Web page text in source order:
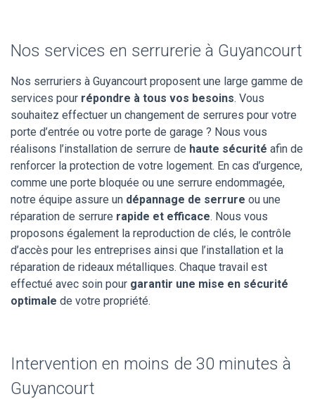
Nos services en serrurerie à Guyancourt
Nos serruriers à Guyancourt proposent une large gamme de
services pour répondre à tous vos besoins. Vous
souhaitez effectuer un changement de serrures pour votre
porte d’entrée ou votre porte de garage ? Nous vous
réalisons l’installation de serrure de haute sécurité afin de
renforcer la protection de votre logement. En cas d’urgence,
comme une porte bloquée ou une serrure endommagée,
notre équipe assure un dépannage de serrure ou une
réparation de serrure rapide et efficace. Nous vous
proposons également la reproduction de clés, le contrôle
d’accès pour les entreprises ainsi que l’installation et la
réparation de rideaux métalliques. Chaque travail est
effectué avec soin pour garantir une mise en sécurité
optimale de votre propriété.
Intervention en moins de 30 minutes à
Guyancourt